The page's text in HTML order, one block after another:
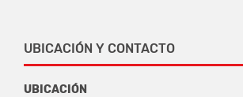
UBICACIÓN Y CONTACTO
UBICACIÓN